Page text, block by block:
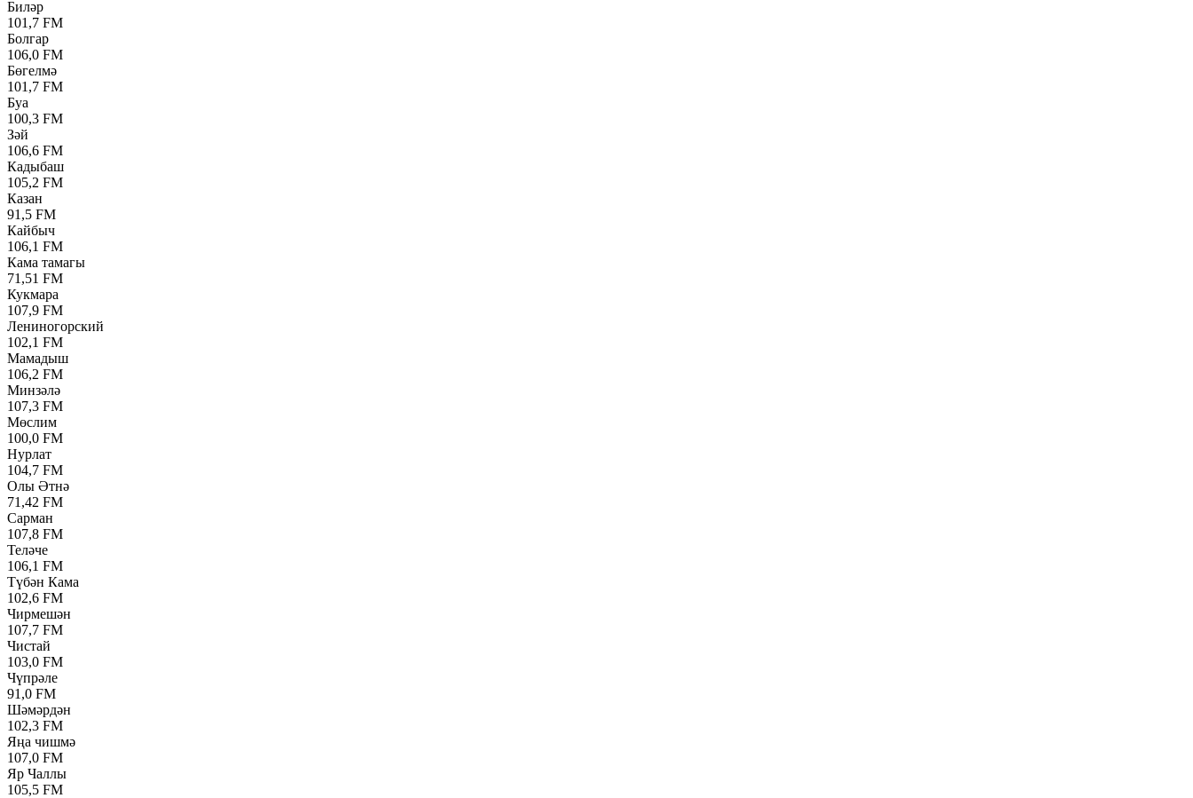
Биләр
101,7 FM
Болгар
106,0 FM
Бөгелмә
101,7 FM
Буа
100,3 FM
Зәй
106,6 FM
Кадыбаш
105,2 FM
Казан
91,5 FM
Кайбыч
106,1 FM
Кама тамагы
71,51 FM
Кукмара
107,9 FM
Лениногорский
102,1 FM
Мамадыш
106,2 FM
Минзәлә
107,3 FM
Мөслим
100,0 FM
Нурлат
104,7 FM
Олы Әтнә
71,42 FM
Сарман
107,8 FM
Теләче
106,1 FM
Түбән Кама
102,6 FM
Чирмешән
107,7 FM
Чистай
103,0 FM
Чүпрәле
91,0 FM
Шәмәрдән
102,3 FM
Яңа чишмә
107,0 FM
Яр Чаллы
105,5 FM